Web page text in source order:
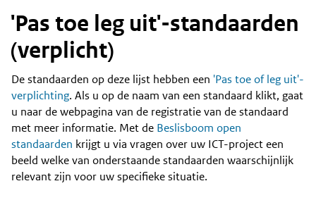
'Pas toe leg uit'-standaarden
(verplicht)
Content
De standaarden op deze lijst hebben een 'Pas toe of leg uit'-
verplichting. Als u op de naam van een standaard klikt, gaat
u naar de webpagina van de registratie van de standaard
met meer informatie. Met de Beslisboom open
standaarden krijgt u via vragen over uw ICT-project een
beeld welke van onderstaande standaarden waarschijnlijk
relevant zijn voor uw specifieke situatie.